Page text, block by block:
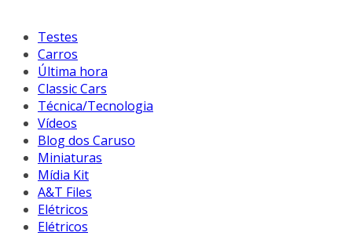
Testes
Carros
Última hora
Classic Cars
Técnica/Tecnologia
Vídeos
Blog dos Caruso
Miniaturas
Mídia Kit
A&T Files
Elétricos
Elétricos